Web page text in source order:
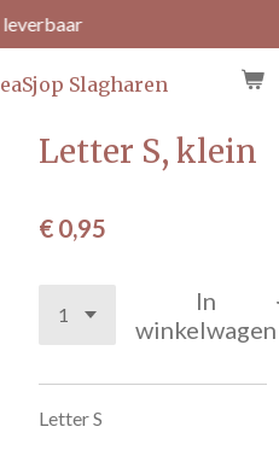
Slagharen
leverbaar
Letter S, klein
€ 0,95
In
winkelwagen
Letter S